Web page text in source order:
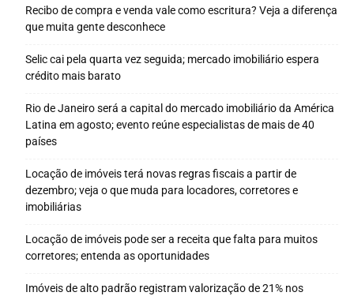
Recibo de compra e venda vale como escritura? Veja a diferença
que muita gente desconhece
Selic cai pela quarta vez seguida; mercado imobiliário espera
crédito mais barato
Rio de Janeiro será a capital do mercado imobiliário da América
Latina em agosto; evento reúne especialistas de mais de 40
países
Locação de imóveis terá novas regras fiscais a partir de
dezembro; veja o que muda para locadores, corretores e
imobiliárias
Locação de imóveis pode ser a receita que falta para muitos
corretores; entenda as oportunidades
Imóveis de alto padrão registram valorização de 21% nos